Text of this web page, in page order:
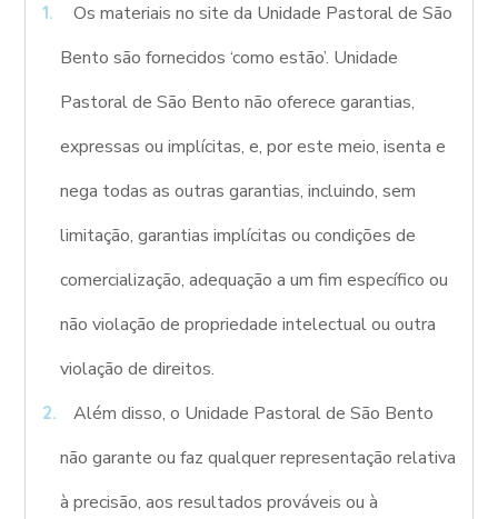
Os materiais no site da Unidade Pastoral de São
Bento são fornecidos ‘como estão’. Unidade
Pastoral de São Bento não oferece garantias,
expressas ou implícitas, e, por este meio, isenta e
nega todas as outras garantias, incluindo, sem
limitação, garantias implícitas ou condições de
comercialização, adequação a um fim específico ou
não violação de propriedade intelectual ou outra
violação de direitos.
Além disso, o Unidade Pastoral de São Bento
não garante ou faz qualquer representação relativa
à precisão, aos resultados prováveis ​​ou à